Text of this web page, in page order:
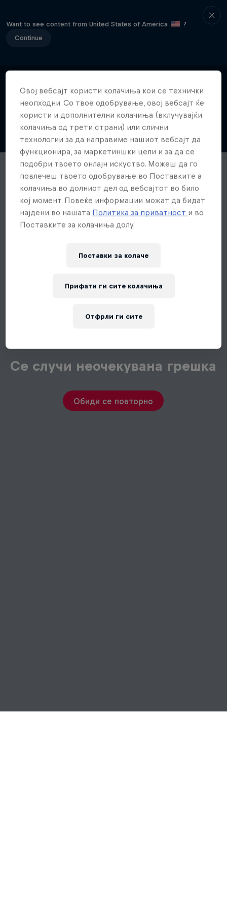
Want to see content from United States of America
?
Continue
Се случи неочекувана грешка
Обиди се повторно
Овој вебсајт користи колачиња кои се технички
неопходни. Со твое одобрување, овој вебсајт ќе
користи и дополнителни колачиња (вклучувајќи
колачиња од трети страни) или слични
технологии за да направиме нашиот вебсајт да
функционира, за маркетиншки цели и за да се
подобри твоето онлајн искуство. Можеш да го
повлечеш твоето одобрување во Поставките а
колачиња во долниот дел од вебсајтот во било
кој момент. Повеќе информации можат да бидат
најдени во нашата Политика за приватност и во
Поставките за колачиња долу.
Поставки за колачe
Отфрли ги сите
Прифати ги сите колачиња